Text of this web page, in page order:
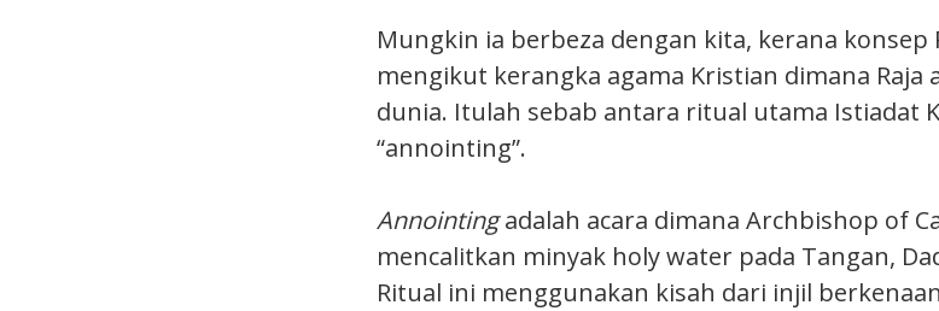
Mungkin ia berbeza dengan kita, kerana konsep
mengikut kerangka agama Kristian dimana Raja
dunia. Itulah sebab antara ritual utama Istiadat
“annointing”.
Annointingadalah acara dimana Archbishop of
mencalitkan minyak holy water pada Tangan,
Ritual ini menggunakan kisah dari injil